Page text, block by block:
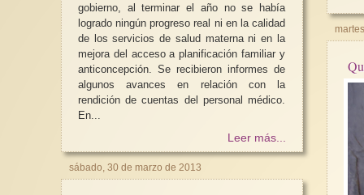
gobierno, al terminar el año no se había
logrado ningún progreso real ni en la calidad
de los servicios de salud materna ni en la
mejora del acceso a planificación familiar y
anticoncepción. Se recibieron informes de
algunos avances en relación con la
rendición de cuentas del personal médico.
En...
Leer más...
sábado, 30 de marzo de 2013